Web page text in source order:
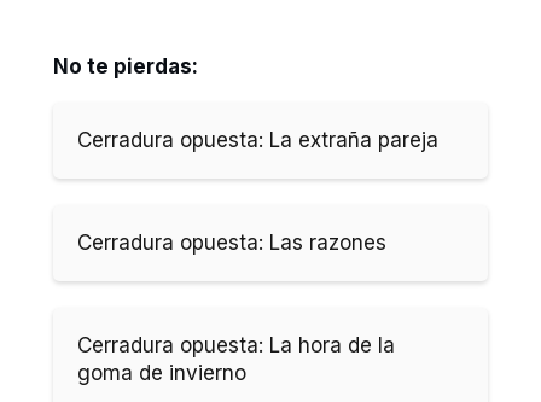
No te pierdas:
Cerradura opuesta: La extraña pareja
Cerradura opuesta: Las razones
Cerradura opuesta: La hora de la
goma de invierno